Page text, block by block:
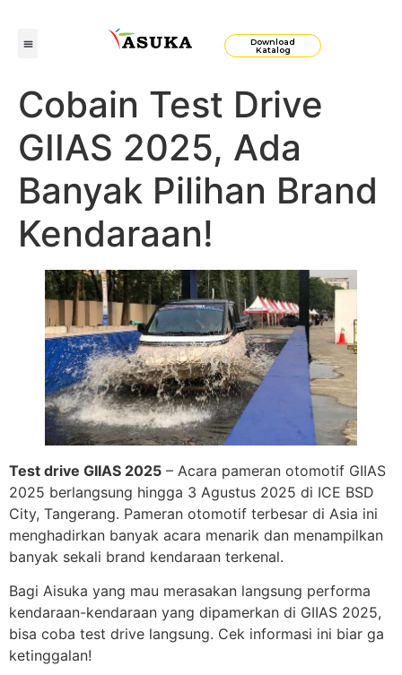
Download
Katalog
Cobain Test Drive
GIIAS 2025, Ada
Banyak Pilihan Brand
Kendaraan!
Test drive GIIAS 2025 – Acara pameran otomotif GIIAS
2025 berlangsung hingga 3 Agustus 2025 di ICE BSD
City, Tangerang. Pameran otomotif terbesar di Asia ini
menghadirkan banyak acara menarik dan menampilkan
banyak sekali brand kendaraan terkenal.
Bagi Aisuka yang mau merasakan langsung performa
kendaraan-kendaraan yang dipamerkan di GIIAS 2025,
bisa coba test drive langsung. Cek informasi ini biar ga
ketinggalan!